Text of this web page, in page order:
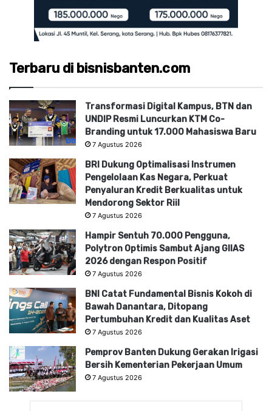
Terbaru di bisnisbanten.com
Transformasi Digital Kampus, BTN dan
UNDIP Resmi Luncurkan KTM Co-
Branding untuk 17.000 Mahasiswa Baru
7 Agustus 2026
BRI Dukung Optimalisasi Instrumen
Pengelolaan Kas Negara, Perkuat
Penyaluran Kredit Berkualitas untuk
Mendorong Sektor Riil
7 Agustus 2026
Hampir Sentuh 70.000 Pengguna,
Polytron Optimis Sambut Ajang GIIAS
2026 dengan Respon Positif
7 Agustus 2026
BNI Catat Fundamental Bisnis Kokoh di
Bawah Danantara, Ditopang
Pertumbuhan Kredit dan Kualitas Aset
7 Agustus 2026
Pemprov Banten Dukung Gerakan Irigasi
Bersih Kementerian Pekerjaan Umum
7 Agustus 2026